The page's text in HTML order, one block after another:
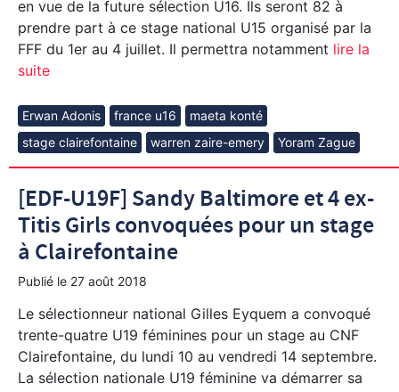
en vue de la future sélection U16. Ils seront 82 à
prendre part à ce stage national U15 organisé par la
FFF du 1er au 4 juillet. Il permettra notamment lire la
suite
Erwan Adonis france u16
maeta konté
stage clairefontaine
warren zaire-emery Yoram Zague
[EDF-U19F] Sandy Baltimore et 4 ex-
Titis Girls convoquées pour un stage
à Clairefontaine
Publié le 27 août 2018
Le sélectionneur national Gilles Eyquem a convoqué
trente-quatre U19 féminines pour un stage au CNF
Clairefontaine, du lundi 10 au vendredi 14 septembre.
La sélection nationale U19 féminine va démarrer sa